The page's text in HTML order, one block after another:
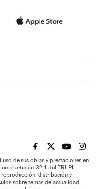
EL PAÍS BRASIL EN
EL PAÍSEL PAÍS
EL
de sus obras y prestaciones en
el artículo 32.1 del TRLPI;
reproducción, distribución y
sobre temas de actualidad